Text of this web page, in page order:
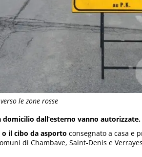
le zone rosse
domicilio dall’esterno vanno autorizzate.
il cibo da asporto consegnato a casa e
di Chambave, Saint-Denis e